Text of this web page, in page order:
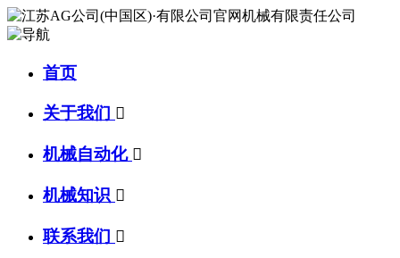
首页
关于我们 
机械自动化 
机械知识 
联系我们 